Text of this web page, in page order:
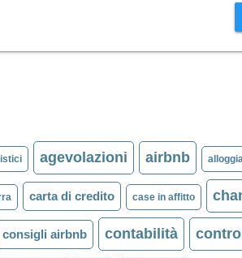
agevolazioni airbnb
carta di credito case in affitto
consigli airbnb contabilità